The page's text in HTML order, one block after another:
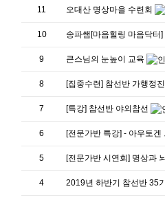
11 오대산 명상마을 수련회
10 송파쌤[마음힐링 마음닥터]
9 큰스님의 눈높이 교육
8 [집중수련] 참선반 가행정
7 [특강] 참선반 야외참선
6 [전문가반 특강] - 아우토
5 [전문가반 시연회] 명상과
4 2019년 하반기 참선반 35